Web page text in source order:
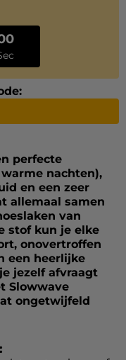
perfecte
nachten),
en een zeer
allemaal samen
van
stof kun je elke
onovertroffen
een heerlijke
jezelf afvraagt
Slowwave
ongetwijfeld